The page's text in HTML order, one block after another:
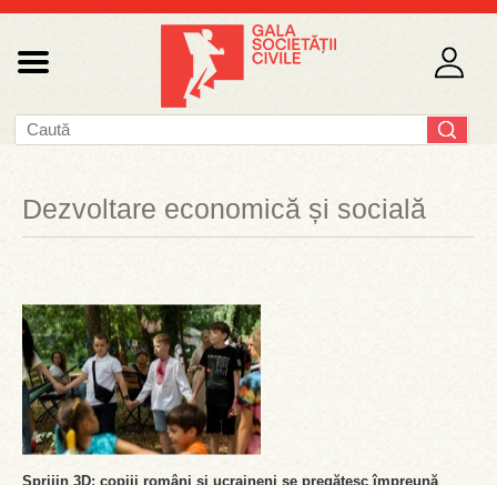
Dezvoltare economică și socială
Sprijin 3D: copiii români și ucraineni se pregătesc împreună